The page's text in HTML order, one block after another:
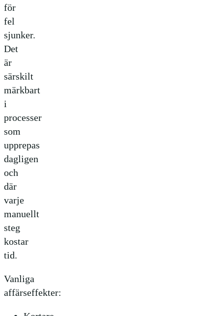
för
fel
sjunker.
Det
är
särskilt
märkbart
i
processer
som
upprepas
dagligen
och
där
varje
manuellt
steg
kostar
tid.
Vanliga
affärseffekter: